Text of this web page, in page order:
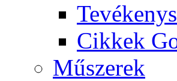
Cik­kek
Mű­sze­rek